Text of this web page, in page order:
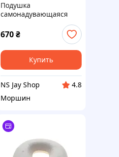
Подушка
самонадувающаяся
automatic NH17A001-L,
670₴
Купить
NS Jay Shop
4.8
Моршин